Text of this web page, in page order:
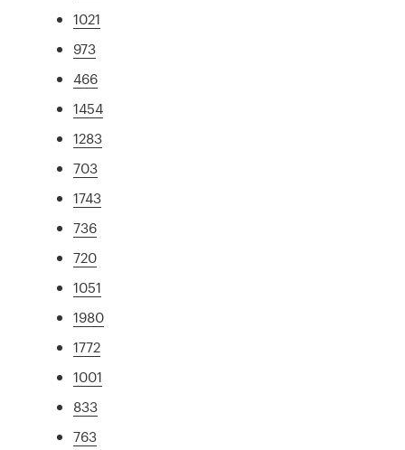
1021
973
466
1454
1283
703
1743
736
720
1051
1980
1772
1001
833
763